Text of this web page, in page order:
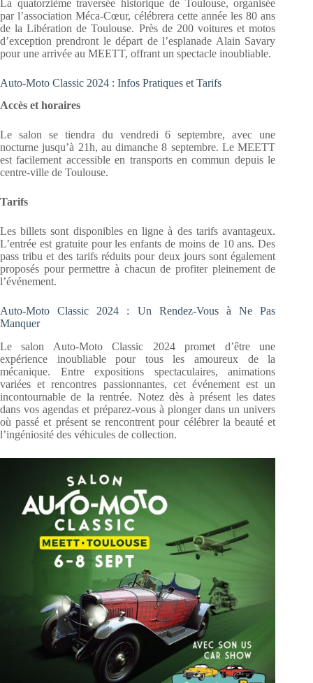
La quatorzième traversée historique de Toulouse, organisée
par l’association Méca-Cœur, célébrera cette année les 80 ans
de la Libération de Toulouse. Près de 200 voitures et motos
d’exception prendront le départ de l’esplanade Alain Savary
pour une arrivée au MEETT, offrant un spectacle inoubliable.
Auto-Moto Classic 2024 : Infos Pratiques et Tarifs
Accès et horaires
Le salon se tiendra du vendredi 6 septembre, avec une
nocturne jusqu’à 21h, au dimanche 8 septembre. Le MEETT
est facilement accessible en transports en commun depuis le
centre-ville de Toulouse.
Tarifs
Les billets sont disponibles en ligne à des tarifs avantageux.
L’entrée est gratuite pour les enfants de moins de 10 ans. Des
pass tribu et des tarifs réduits pour deux jours sont également
proposés pour permettre à chacun de profiter pleinement de
l’événement.
Auto-Moto Classic 2024 : Un Rendez-Vous à Ne Pas
Manquer
Le salon Auto-Moto Classic 2024 promet d’être une
expérience inoubliable pour tous les amoureux de la
mécanique. Entre expositions spectaculaires, animations
variées et rencontres passionnantes, cet événement est un
incontournable de la rentrée. Notez dès à présent les dates
dans vos agendas et préparez-vous à plonger dans un univers
où passé et présent se rencontrent pour célébrer la beauté et
l’ingéniosité des véhicules de collection.